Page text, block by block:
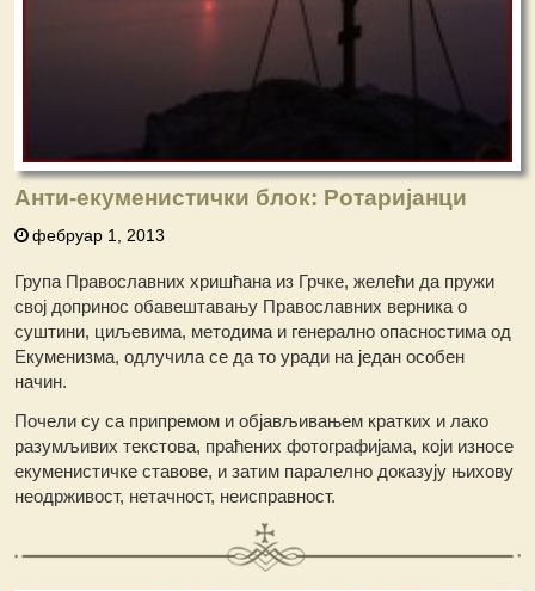
Анти-екуменистички блок: Ротаријанци
фебруар 1, 2013
Група Православних хришћана из Грчке, желећи да пружи
свој допринос обавештавању Православних верника о
суштини, циљевима, методима и генерално опасностима од
Екуменизма, одлучила се да то уради на један особен
начин.
Почели су са припремом и објављивањем кратких и лако
разумљивих текстова, праћених фотографијама, који износе
екуменистичке ставове, и затим паралелно доказују њихову
неодрживост, нетачност, неисправност.